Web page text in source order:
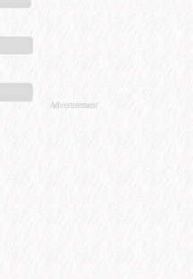
Advertisement